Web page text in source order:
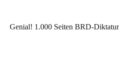
Genial! 1.000 Seiten BRD-